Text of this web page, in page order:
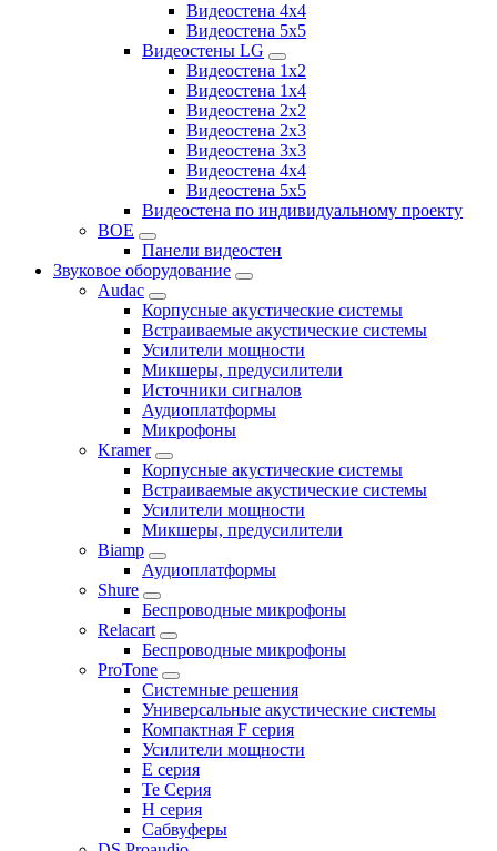
Видеостена 4x4
Видеостена 5x5
Видеостены LG
Видеостена 1x2
Видеостена 1x4
Видеостена 2x2
Видеостена 2x3
Видеостена 3x3
Видеостена 4x4
Видеостена 5x5
Видеостена по индивидуальному проекту
BOE
Панели видеостен
Звуковое оборудование
Audac
Корпусные акустические системы
Встраиваемые акустические системы
Усилители мощности
Микшеры, предусилители
Источники сигналов
Аудиоплатформы
Микрофоны
Kramer
Корпусные акустические системы
Встраиваемые акустические системы
Усилители мощности
Микшеры, предусилители
Biamp
Аудиоплатформы
Shure
Беспроводные микрофоны
Relacart
Беспроводные микрофоны
ProTone
Системные решения
Универсальные акустические системы
Компактная F серия
Усилители мощности
E серия
Te Серия
H серия
Сабвуферы